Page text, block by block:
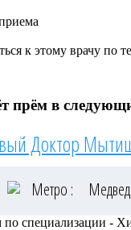
к этому врачу по
прём в
Доктор
Метро :
специализации -